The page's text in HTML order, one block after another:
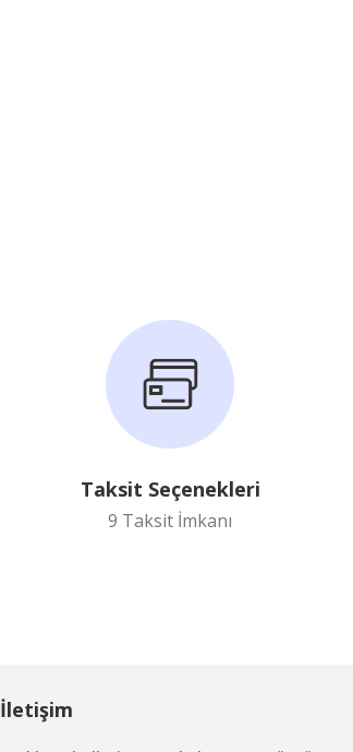
Taksit Seçenekleri
9 Taksit İmkanı
İletişim